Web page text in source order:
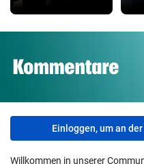
Einloggen, um an
Willkommen in unserer